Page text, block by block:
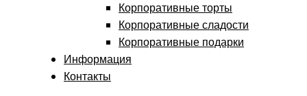
Корпоративные торты
Корпоративные сладости
Корпоративные подарки
Информация
Контакты